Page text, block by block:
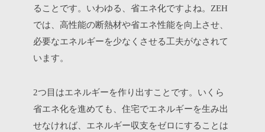
ることです。いわゆる、省エネ化ですよね。 ZEH
では、高性能の断熱材や省エネ性能を向上させ、
必要なエネルギーを少なくさせる工夫がなされて
います。
2つ目はエネルギーを作り出すことです。いくら
省エネ化を進めても、住宅でエネルギーを生み出
せなければ、エネルギー収支をゼロにすることは